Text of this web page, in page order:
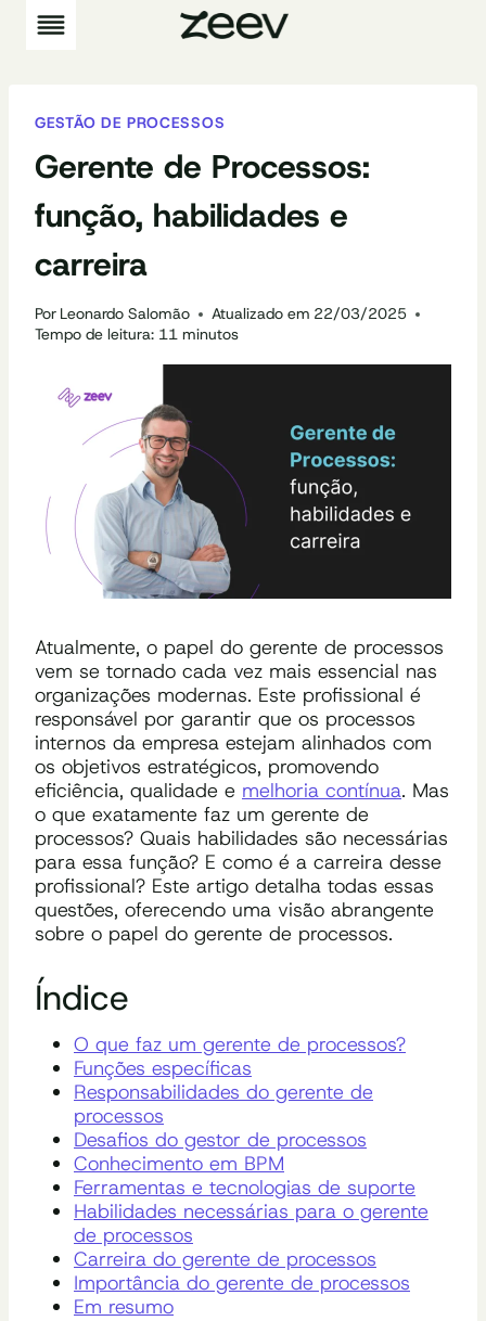
Pular
para
GESTÃO DE PROCESSOS
Gerente de Processos:
função, habilidades e
carreira
Por Leonardo Salomão Atualizado em 22/03/2025
Tempo de leitura: 11 minutos
Atualmente, o papel do gerente de processos
vem se tornado cada vez mais essencial nas
organizações modernas. Este profissional é
responsável por garantir que os processos
internos da empresa estejam alinhados com
os objetivos estratégicos, promovendo
eficiência, qualidade e melhoria contínua. Mas
o que exatamente faz um gerente de
processos? Quais habilidades são necessárias
para essa função? E como é a carreira desse
profissional? Este artigo detalha todas essas
questões, oferecendo uma visão abrangente
sobre o papel do gerente de processos.
Índice
O que faz um gerente de processos?
Funções específicas
Responsabilidades do gerente de
processos
Desafios do gestor de processos
Conhecimento em BPM
Ferramentas e tecnologias de suporte
Habilidades necessárias para o gerente
de processos
Carreira do gerente de processos
Importância do gerente de processos
Em resumo